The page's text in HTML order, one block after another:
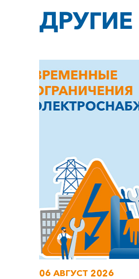
06 АВГУСТ 2026